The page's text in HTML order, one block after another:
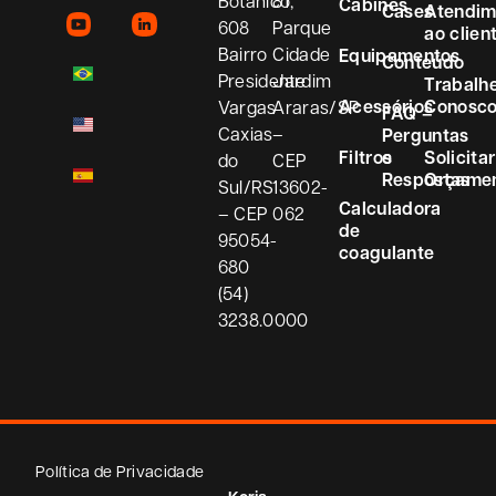
608
Bairro
Presidente
Vargas
Caxias
do
Sul/RS
– CEP
95054-
680
(54)
3238.0000
Parque
Cidade
Jardim
Araras/SP
–
CEP
13602-
062
Equipamentos
Acessórios
Filtros
Calculadora
de
coagulante
Cases
Conteúdo
FAQ –
Perguntas
e
Respostas
ao
Solicitar
Política de Privacidade